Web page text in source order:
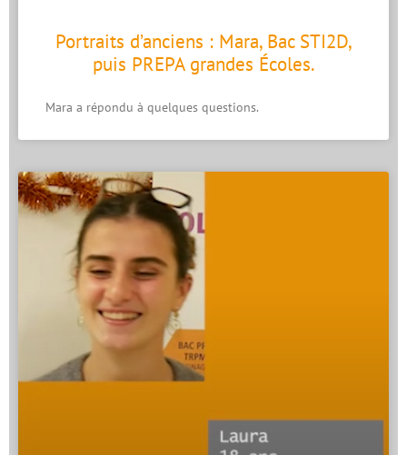
Portraits d’anciens : Mara, Bac STI2D,
puis PREPA grandes Écoles.
Mara a répondu à quelques questions.